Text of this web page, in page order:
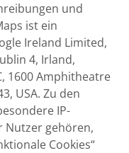
und
ist ein
Ireland Limited,
4, Irland,
1600 Amphitheatre
USA. Zu den
IP-
Nutzer gehören,
Cookies“